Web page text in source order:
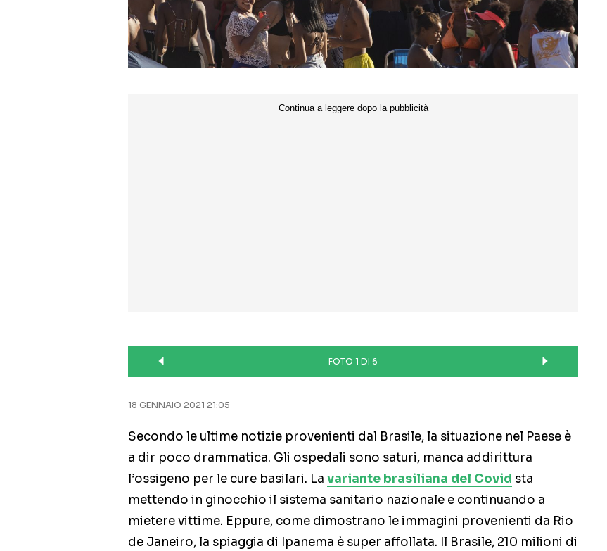
FOTO 1 DI 6
18 GENNAIO 2021 21:05
Secondo le ultime notizie provenienti dal Brasile, la situazione nel Paese è
a dir poco drammatica. Gli ospedali sono saturi, manca addirittura
l’ossigeno per le cure basilari. La variante brasiliana del Covid sta
mettendo in ginocchio il sistema sanitario nazionale e continuando a
mietere vittime. Eppure, come dimostrano le immagini provenienti da Rio
de Janeiro, la spiaggia di Ipanema è super affollata. Il Brasile, 210 milioni di